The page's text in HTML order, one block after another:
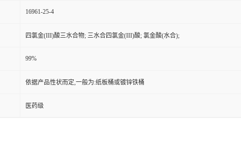
16961-25-4
四氯金(III)酸三水合物; 三水合四氯金(III)酸; 氯金酸(水合);
99%
依据产品性状而定,一般为:纸板桶或镀锌铁桶
医药级